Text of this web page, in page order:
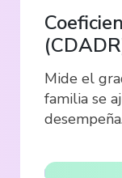
(CDADR
Mide el
familia se